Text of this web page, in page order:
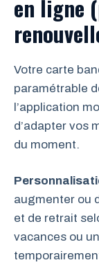
en ligne
Votre carte
paramétrable
l’application
d’adapter vos
du moment.
augmenter ou
et de retrait
vacances ou